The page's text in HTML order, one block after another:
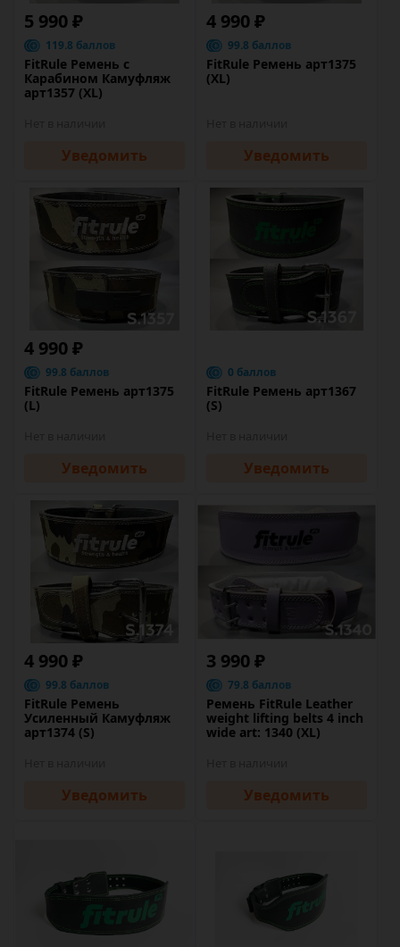
5 990 ₽
119.8 баллов
FitRule Ремень с
Карабином Камуфляж
арт1357 (XL)
Уведомить
4 990 ₽
99.8 баллов
FitRule Ремень арт1375
(XL)
Уведомить
4 990 ₽
99.8 баллов
FitRule Ремень арт1375
(L)
Уведомить
0 баллов
FitRule Ремень арт1367
(S)
Уведомить
4 990 ₽
99.8 баллов
FitRule Ремень
Усиленный Камуфляж
арт1374 (S)
Уведомить
3 990 ₽
79.8 баллов
Ремень FitRule Leather
weight lifting belts 4 inch
wide art: 1340 (XL)
Уведомить